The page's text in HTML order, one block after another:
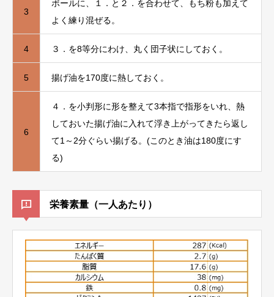
3
ボールに、１．と２．を合わせて、もち粉も加えて
よく練り混ぜる。
4 ３．を8等分にわけ、丸く団子状にしておく。
5 揚げ油を170度に熱しておく。
6
４．を小判形に形を整えて3本指で指形をいれ、熱
しておいた揚げ油に入れて浮き上がってきたら返し
て1～2分ぐらい揚げる。(このとき油は180度にす
る)
栄養素量（一人あたり）